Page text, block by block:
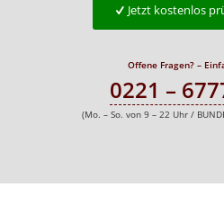
Jetzt kostenlos
Offene Fragen? –
0221 –
(Mo. – So. von 9 – 22 Uhr /